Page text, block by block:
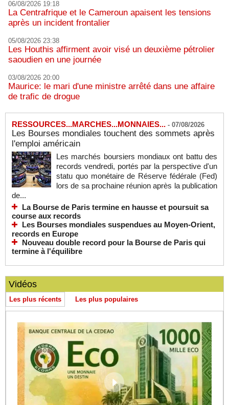
06/08/2026 19:18
La Centrafrique et le Cameroun apaisent les tensions
après un incident frontalier
05/08/2026 23:38
Les Houthis affirment avoir visé un deuxième pétrolier
saoudien en une journée
03/08/2026 20:00
Maurice: le mari d'une ministre arrêté dans une affaire
de trafic de drogue
RESSOURCES...MARCHES...MONNAIES... - 07/08/2026
Les Bourses mondiales touchent des sommets après
l'emploi américain
Les marchés boursiers mondiaux ont battu des
records vendredi, portés par la perspective d'un
statu quo monétaire de Réserve fédérale (Fed)
lors de sa prochaine réunion après la publication
de...
La Bourse de Paris termine en hausse et poursuit sa
course aux records
Les Bourses mondiales suspendues au Moyen-Orient,
records en Europe
Nouveau double record pour la Bourse de Paris qui
termine à l'équilibre
Vidéos
Les plus récents Les plus populaires